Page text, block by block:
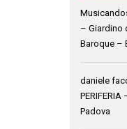
– Giardino
Baroque –
daniele
Padova